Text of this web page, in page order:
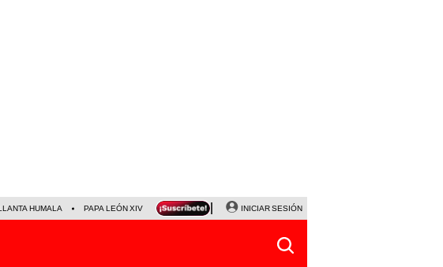
HUMALA PAPA LEÓN XIV NALDY SALDAÑA LA BELLA LUZ
INICIAR SESIÓN